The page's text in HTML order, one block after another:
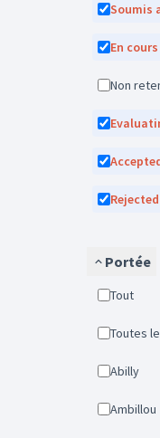
En
Non
Rejected
Portée
Tout
Toutes
Abilly
Ambillou